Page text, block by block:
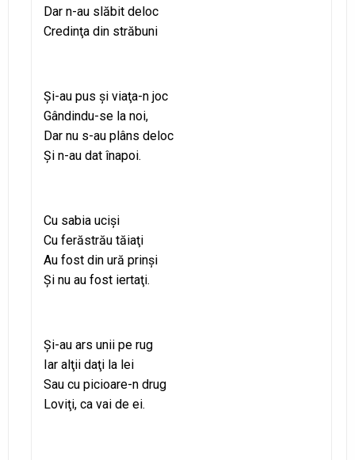
Dar n-au slăbit deloc
Credinţa din străbuni
Şi-au pus şi viaţa-n joc
Gândindu-se la noi,
Dar nu s-au plâns deloc
Şi n-au dat înapoi.
Cu sabia ucişi
Cu ferăstrău tăiaţi
Au fost din ură prinşi
Şi nu au fost iertaţi.
Şi-au ars unii pe rug
Iar alţii daţi la lei
Sau cu picioare-n drug
Loviţi, ca vai de ei.